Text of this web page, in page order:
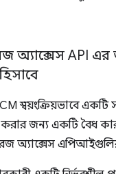
অ্যাক্সেস API
স্বয়ংক্রিয়ভাবে একটি
জন্য একটি বৈধ
অ্যাক্সেস